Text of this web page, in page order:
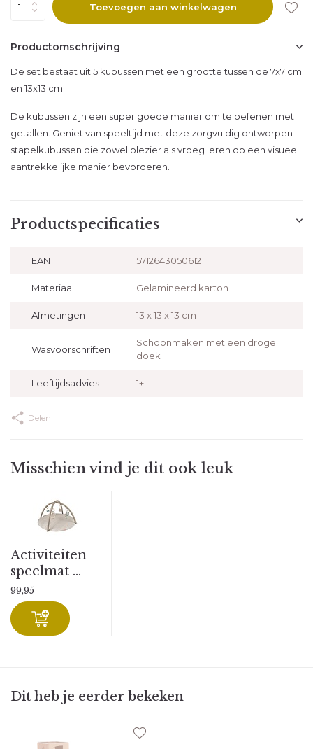
Toevoegen aan winkelwagen
Productomschrijving
De set bestaat uit 5 kubussen met een grootte tussen de 7x7 cm
en 13x13 cm.
De kubussen zijn een super goede manier om te oefenen met
getallen. Geniet van speeltijd met deze zorgvuldig ontworpen
stapelkubussen die zowel plezier als vroeg leren op een visueel
aantrekkelijke manier bevorderen.
Productspecificaties
EAN 5712643050612
Materiaal Gelamineerd karton
Afmetingen 13 x 13 x 13 cm
Wasvoorschriften
Schoonmaken met een droge
doek
Leeftijdsadvies 1+
Delen
Misschien vind je dit ook leuk
Activiteiten
speelmat ...
99,95
Dit heb je eerder bekeken